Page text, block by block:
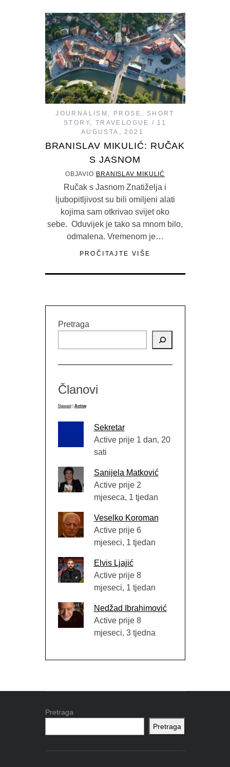
JOURNALISM PROSE
SHORT
STORY, TRAVELOGUE
11
AUGUSTA, 2021
BRANISLAV MIKULIĆ: RUČAK
S JASNOM
OBJAVIO BRANISLAV MIKULIĆ
Ručak s Jasnom Znatiželja i
ljubopitljivost su bili omiljeni alati
kojima sam otkrivao svijet oko
sebe. Oduvijek je tako sa mnom bilo,
odmalena. Vremenom je…
PROČITAJTE VIŠE
Pretraga
Članovi
Newest | Active
Sekretar
Active prije 1 dan, 20
sati
Sanijela Matković
Active prije 2
mjeseca, 1 tjedan
Veselko Koroman
Active prije 6
mjeseci, 1 tjedan
Elvis Ljajić
Active prije 8
mjeseci, 1 tjedan
Nedžad Ibrahimović
Active prije 8
mjeseci, 3 tjedna
Pretraga
Pretraga